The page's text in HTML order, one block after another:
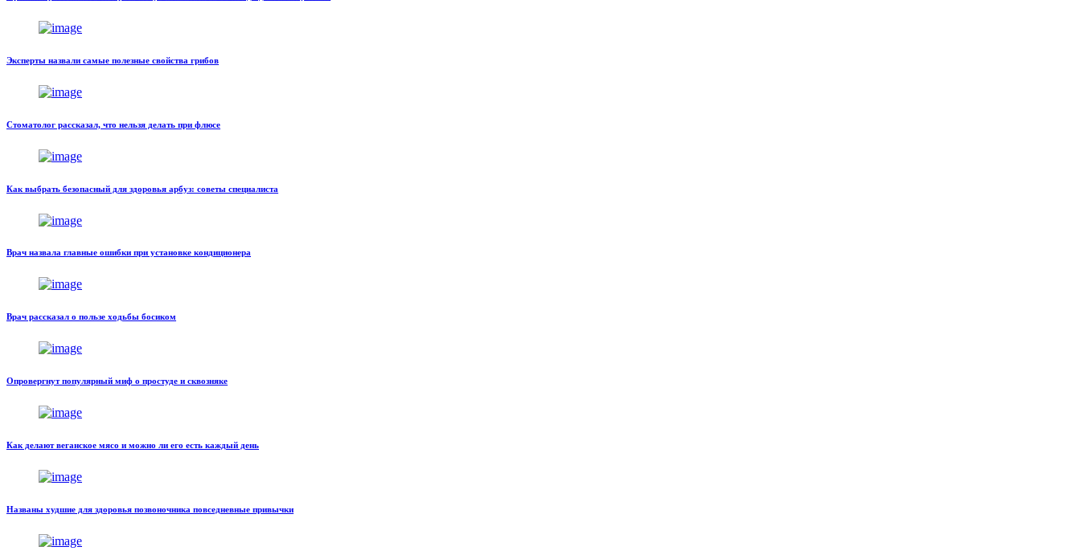
Эксперты назвали самые полезные свойства грибов
Стоматолог рассказал, что нельзя делать при флюсе
Как выбрать безопасный для здоровья арбуз: советы специалиста
Врач назвала главные ошибки при установке кондиционера
Врач рассказал о пользе ходьбы босиком
Опровергнут популярный миф о простуде и сквозняке
Как делают веганское мясо и можно ли его есть каждый день
Названы худшие для здоровья позвоночника повседневные привычки